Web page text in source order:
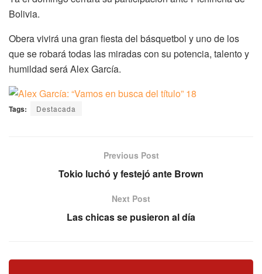
Bolivia.
Obera vivirá una gran fiesta del básquetbol y uno de los
que se robará todas las miradas con su potencia, talento y
humildad será Alex García.
Tags: Destacada
Previous Post
Tokio luchó y festejó ante Brown
Next Post
Las chicas se pusieron al día